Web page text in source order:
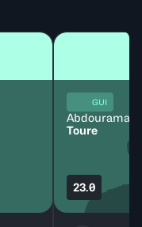
GUI
Toure
23.0